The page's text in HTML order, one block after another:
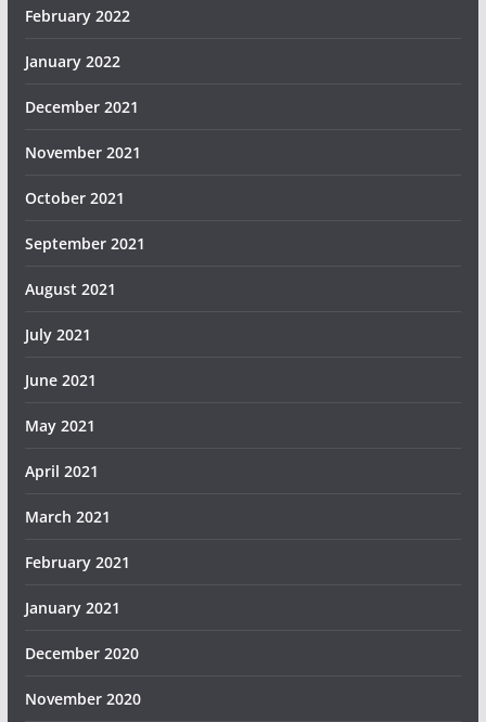
February 2022
January 2022
December 2021
November 2021
October 2021
September 2021
August 2021
July 2021
June 2021
May 2021
April 2021
March 2021
February 2021
January 2021
December 2020
November 2020